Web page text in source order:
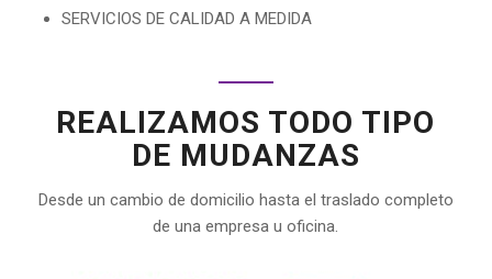
SERVICIOS DE CALIDAD A MEDIDA
REALIZAMOS TODO TIPO
DE MUDANZAS
Desde un cambio de domicilio hasta el traslado completo
de una empresa u oficina.